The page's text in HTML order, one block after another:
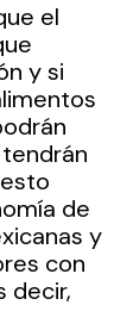
el
y si
de
y
con
decir,